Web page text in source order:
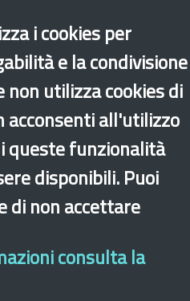
Show all news associated
i cookies per
e la condivisione
utilizza cookies di
acconsenti all'utilizzo
queste funzionalità
disponibili. Puoi
di non accettare
consulta la